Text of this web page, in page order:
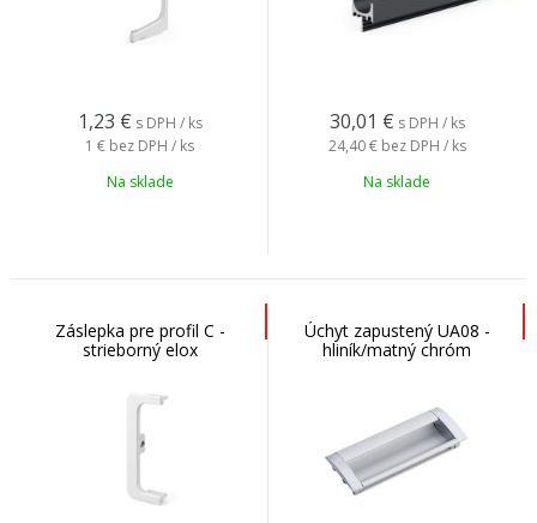
1,23 € s DPH / ks
1 € bez DPH / ks
Na sklade
30,01 € s DPH / ks
24,40 € bez DPH / ks
Na sklade
Záslepka pre profil C -
strieborný elox
Úchyt zapustený UA08 -
hliník/matný chróm